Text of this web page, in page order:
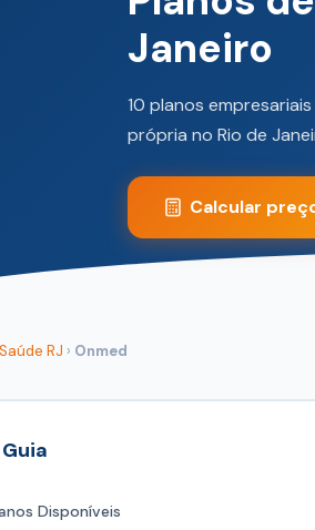
Janeiro
10 planos
própria no Rio de
Calcular
RJ › Onmed
Disponíveis